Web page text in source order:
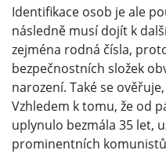
Identifikace osob je ale
následně musí dojít k
zejména rodná čísla,
bezpečnostních složek
narození. Také se
Vzhledem k tomu, že od
uplynulo bezmála 35 let,
prominentních